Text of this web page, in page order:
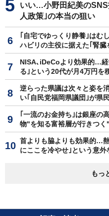
いい…小野田紀美のSNS
人政策｣の本当の狙い
｢自宅でゆっくり静養｣はむ
ハビリの主役に据えた｢腎臓
NISA､iDeCoより効果的…経
る｣という20代が月4万円を
逆らった県議は次々と姿を
い｢自民党福岡県議団｣が県
｢一流のお金持ち｣は銀座
物"を知る富裕層が行きつ
首よりも脇よりも効果的…
にここを冷やせ｣という意外
もっ